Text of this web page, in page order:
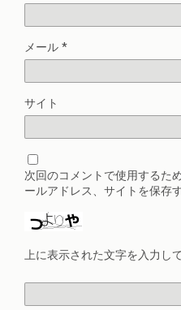
メール *
サイト
次回のコメントで使用するた
ールアドレス、サイトを保存す
上に表示された文字を入力し